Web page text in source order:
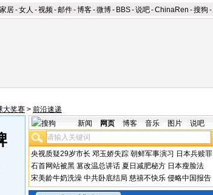
家居-女人 -视频-邮件-博客-微博- BBS-说吧-ChinaRen -搜狗 -
大奖赛 > 前沿速递
新闻 网页 博客 音乐 图片 说吧
央视质疑29岁市长 邓玉娇失踪 朝鲜军事演习 日本兵赎罪
石首网站被黑 篡改温总讲话 夏日减肥秘方 日本瘦脸法
宋美龄牛奶洗澡 中共卧底结局 慈禧不快乐 侵略中国报告